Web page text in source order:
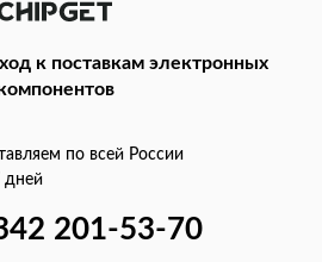
к поставкам электронных
по всей России
дней
201-53-70